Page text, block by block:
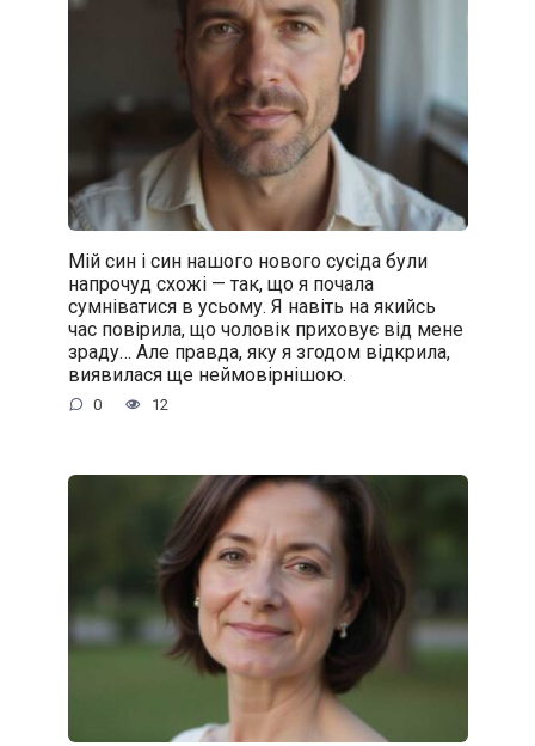
Мій син і син нашого нового сусіда були
напрочуд схожі — так, що я почала
сумніватися в усьому. Я навіть на якийсь
час повірила, що чоловік приховує від мене
зраду… Але правда, яку я згодом відкрила,
виявилася ще неймовірнішою.
0 12